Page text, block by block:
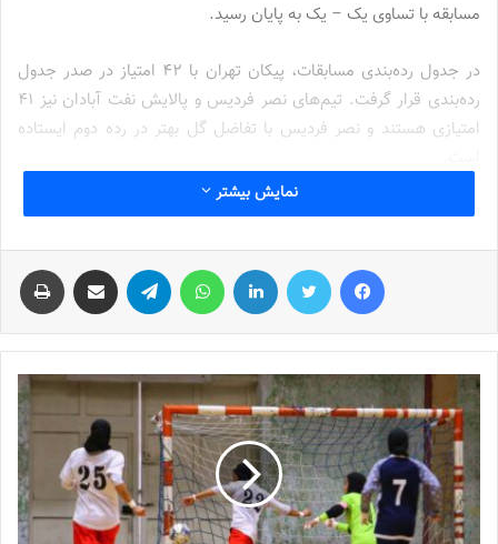
مسابقه با تساوی یک – یک به پایان رسید.
در جدول رده‌بندی مسابقات، پیکان تهران با 42 امتیاز در صدر جدول
رده‌بندی قرار گرفت. تیم‌های نصر فردیس و پالایش نفت آبادان نیز 41
امتیازی هستند و نصر فردیس با تفاضل گل بهتر در رده دوم ایستاده
نتایج هفته نوزدهم سوپر لیگ فوتسال بانوان به شرح زیر است:
رایزکو صفادشت 5 – هیئت فوتبال نطنز صفر
نصر فردیس یک – مس رفسنجان یک
ملی حفاری ایران 8 – صنعت فجر شیراز یک
نوشته های مشابه
جنجال جدید در سوپرلیگ فوتسال
2022-12-11
نمایش بیشتر